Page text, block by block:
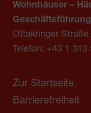
Wohnhäuser –
Ottakringer
Telefon: +43 1 313
Zur Startseite
Barrierefreiheit